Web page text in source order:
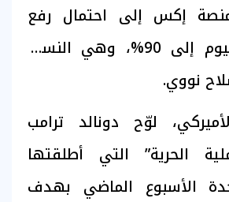
إكس إلى احتمال رفع
تخصيب اليورانيوم إلى 90%، وهي النسبة
نووي.
لوّح دونالد ترامب
الحرية” التي أطلقتها
الأسبوع الماضي بهدف